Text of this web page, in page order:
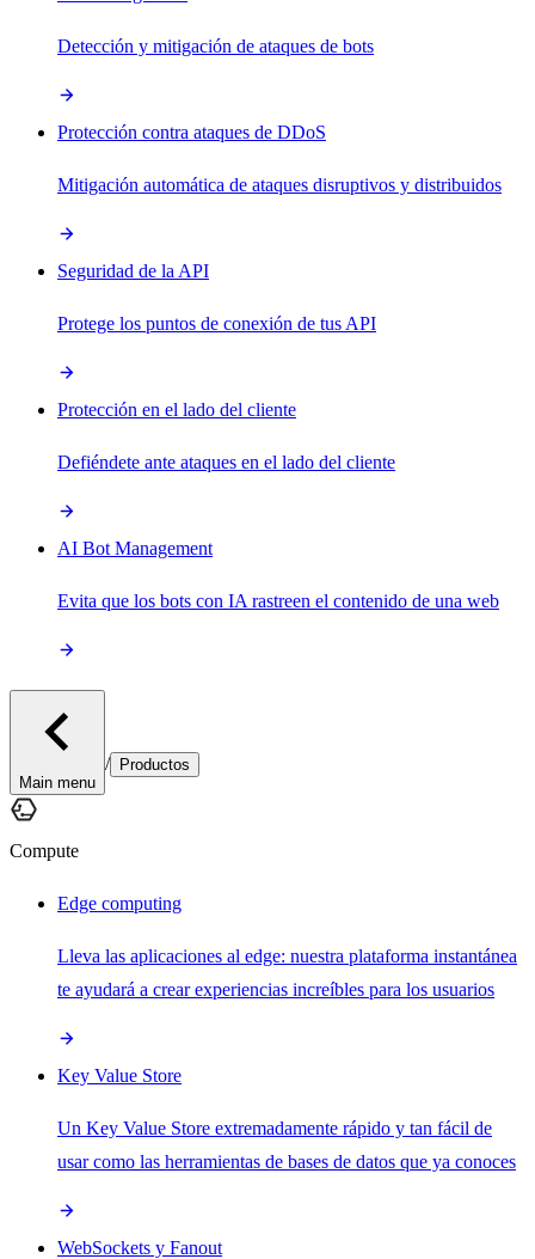
Detección y mitigación de ataques de bots
Protección contra ataques de DDoS
Mitigación automática de ataques disruptivos y distribuidos
Seguridad de la API
Protege los puntos de conexión de tus API
Protección en el lado del cliente
Defiéndete ante ataques en el lado del cliente
AI Bot Management
Evita que los bots con IA rastreen el contenido de una web
Main menu
/ Productos
Compute
Edge computing
Lleva las aplicaciones al edge: nuestra plataforma instantánea
te ayudará a crear experiencias increíbles para los usuarios
Key Value Store
Un Key Value Store extremadamente rápido y tan fácil de
usar como las herramientas de bases de datos que ya conoces
WebSockets y Fanout